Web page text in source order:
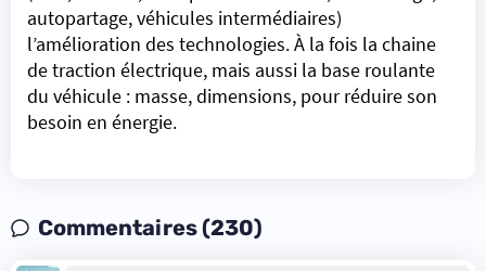
autopartage, véhicules intermédiaires)
l’amélioration des technologies. À la fois la chaine
de traction électrique, mais aussi la base roulante
du véhicule : masse, dimensions, pour réduire son
besoin en énergie.
Commentaires (230)